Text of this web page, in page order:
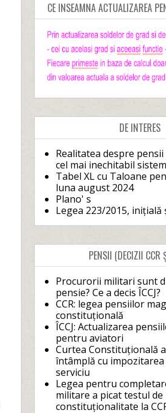
CE INSEAMNA ACTUALIZAREA
DE INTERES
Realitatea despre
cel mai inechitabil
Tabel XL cu Taloane
luna august 2024
Plano' s
Legea 223/2015, inițială
PENSII (DECIZII CCR
Procurorii militari sunt
pensie? Ce a decis ÎCCJ?
CCR: legea pensiilor
constituțională
ÎCCJ: Actualizarea
pentru aviatori
Curtea Constituțională a
întâmplă cu
serviciu
Legea pentru
militare a picat testul de
constituționalitate la